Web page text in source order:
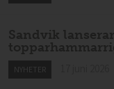
Sandvik
NYHETER